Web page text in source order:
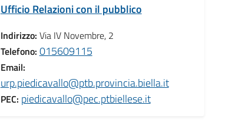
Ufficio Relazioni con il pubblico
Indirizzo: Via IV Novembre, 2
Telefono: 015609115
Email:
urp.piedicavallo@ptb.provincia.biella.it
PEC: piedicavallo@pec.ptbiellese.it